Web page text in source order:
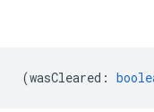
(wasCleared :